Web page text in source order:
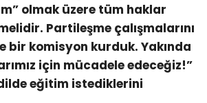
olmak üzere tüm haklar
Partileşme çalışmalarını
bir komisyon kurduk. Yakında
için mücadele edeceğiz!”
eğitim istediklerini